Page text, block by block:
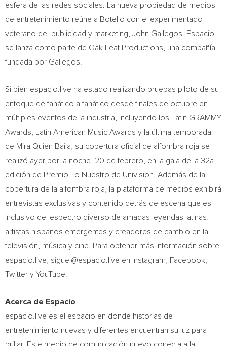
esfera de las redes sociales. La nueva propiedad de medios
de entretenimiento reúne a Botello con el experimentado
veterano de publicidad y marketing, John Gallegos . Espacio
se lanza como parte de Oak Leaf Productions, una compañía
fundada por Gallegos.
Si bien espacio.live ha estado realizando pruebas piloto de su
enfoque de fanático a fanático desde finales de octubre en
múltiples eventos de la industria, incluyendo los Latin GRAMMY
Awards, Latin American Music Awards y la última temporada
de Mira Quién Baila, su cobertura oficial de alfombra roja se
realizó ayer por la noche, 20 de febrero, en la gala de la 32a
edición de Premio Lo Nuestro de Univision. Además de la
cobertura de la alfombra roja, la plataforma de medios exhibirá
entrevistas exclusivas y contenido detrás de escena que es
inclusivo del espectro diverso de amadas leyendas latinas,
artistas hispanos emergentes y creadores de cambio en la
televisión, música y cine. Para obtener más información sobre
espacio.live, sigue @espacio.live en Instagram, Facebook,
Twitter y YouTube.
Acerca de Espacio
espacio.live es el espacio en donde historias de
entretenimiento nuevas y diferentes encuentran su luz para
brillar. Este medio de comunicación nuevo conecta a la